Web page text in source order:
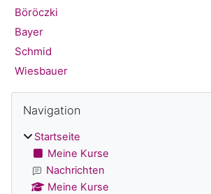
Böröczki
Bayer
Schmid
Wiesbauer
Blöcke
Navigation
Startseite
Meine Kurse
Nachrichten
Meine Kurse